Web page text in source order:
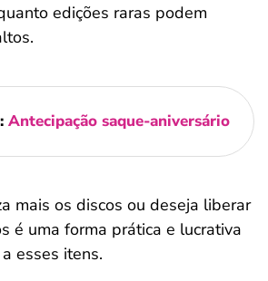
edições raras podem
Antecipação saque-aniversário
mais os discos ou deseja liberar
é uma forma prática e lucrativa
esses itens.